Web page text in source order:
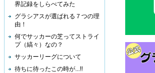
界記録をしらべてみた
グラシアスが選ばれる７つの理
由！
何でサッカーの芝ってストライ
プ（縞々）なの？
サッカーリーグについて
待ちに待ったこの時が...!!